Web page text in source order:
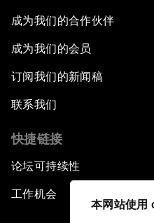
本网站使用
成为我们的合作伙伴
成为我们的会员
订阅我们的新闻稿
联系我们
快捷链接
论坛可持续性
工作机会